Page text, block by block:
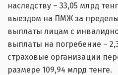
наследству – 33,05 млрд
выездом на ПМЖ за
выплаты лицам с
выплаты на погребение –
страховые организации
размере 109,94 млрд тенге.